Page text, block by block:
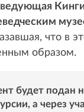
что в
образом.
будет подан
а через